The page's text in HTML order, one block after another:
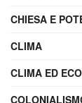
CHIESA E
CLIMA
CLIMA ED